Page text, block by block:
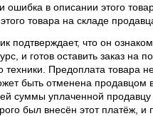
в описании этого
товара на складе
подтверждает, что он
и готов оставить заказ на
Предоплата товара
быть отменена продавцом
суммы уплаченной
был внесён этот платёж,